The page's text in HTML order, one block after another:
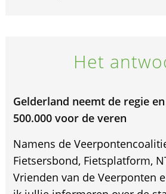
Het
Gelderland neemt de regie
500.000 voor de veren
Namens de
Fietsersbond, Fietsplatform,
Vrienden van de Veerponten